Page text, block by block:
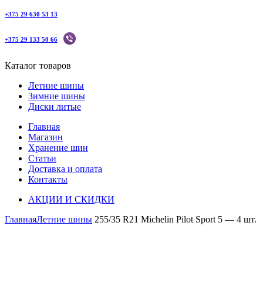
+375 29 630 53 13
+375 29 133 50 66
Каталог товаров
Летние шины
Зимние шины
Диски литые
Главная
Магазин
Хранение шин
Статьи
Доставка и оплата
Контакты
АКЦИИ И СКИДКИ
ГлавнаяЛетние шины 255/35 R21 Michelin Pilot Sport 5 — 4 шт.